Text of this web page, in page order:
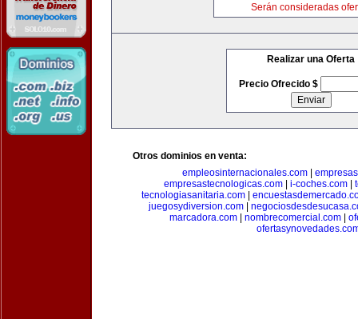
Serán consideradas
Realizar una Oferta
Precio Ofrecido $
Otros dominios en venta:
empleosinternacionales.com
empresastecnologicas.com
i-coches.com
tecnologiasanitaria.com|
juegosydiversion.com
marcadora.com| nombrecomercial.com|